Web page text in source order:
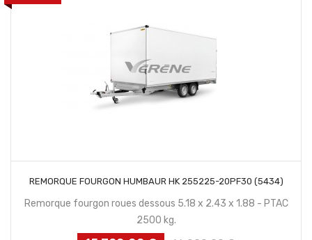
REMORQUE FOURGON HUMBAUR HK 255225-20PF30 (5434)
Remorque fourgon roues dessous 5.18 x 2.43 x 1.88 - PTAC
2500 kg.